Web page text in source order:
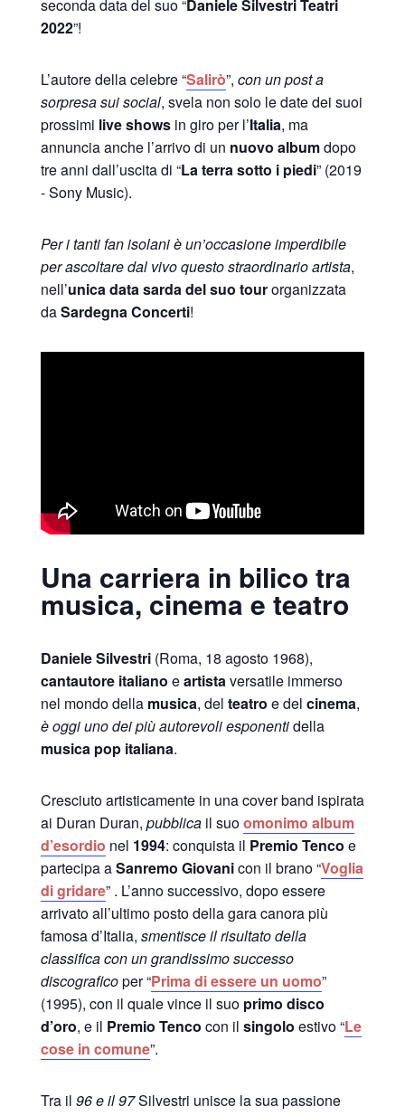
seconda data del suo “Daniele Silvestri Teatri
2022”!
L’autore della celebre “Salirò”, con un post a
sorpresa sui social, svela non solo le date dei suoi
prossimi live showsin giro per l’Italia, ma
annuncia anche l’arrivo di un nuovo albumdopo
tre anni dall’uscita di “La terra sotto i piedi” (2019
- Sony Music).
Per i tanti fan isolani è un’occasione imperdibile
per ascoltare dal vivo questo straordinario artista,
nell’unica data sarda del suo tourorganizzata
daSardegna Concerti!
Una carriera in bilico tra
musica, cinema e teatro
Daniele Silvestri(Roma, 18 agosto 1968),
cantautore italiano eartistaversatile immerso
nel mondo della musica, del teatro e del cinema,
è oggi uno dei più autorevoli esponentidella
musica pop italiana.
Cresciuto artisticamente in una cover band ispirata
ai Duran Duran, pubblicail suoomonimo album
d’esordio nel 1994: conquista il Premio Tenco e
partecipa aSanremo Giovanicon il brano “Voglia
di gridare” . L’anno successivo, dopo essere
arrivato all’ultimo posto della gara canora più
famosa d’Italia, smentisce il risultato della
classifica con un grandissimo successo
discograficoper “Prima di essere un uomo”
(1995), con il quale vince il suo primo disco
d’oro, e il Premio Tenco con il singolo estivo “Le
cose in comune”.
Tra il 96 e il 97Silvestri unisce la sua passione